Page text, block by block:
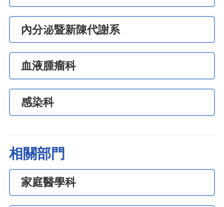
內分泌暨新陳代謝系
血液腫瘤科
感染科
相關部門
家庭醫學科